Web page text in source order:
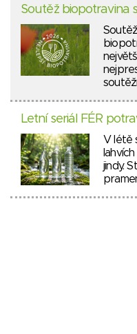
Soutěž biopotravina
Letní seriál FÉR
V létě
jindy.